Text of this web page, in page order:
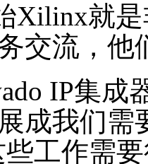
就是
交流，他
IP集成
成我们
些工作需